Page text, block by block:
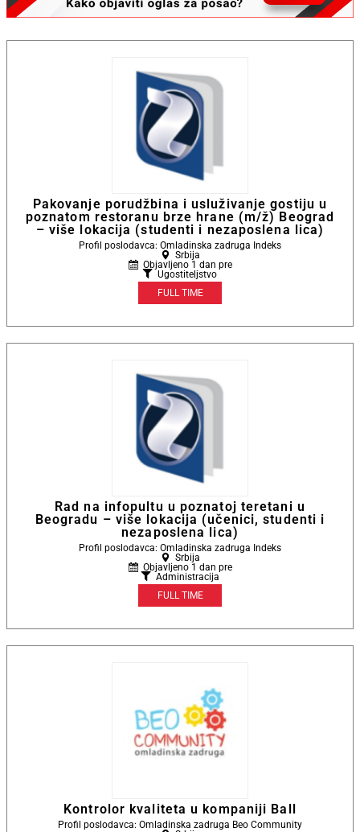
Pakovanje porudžbina i usluživanje gostiju u
poznatom restoranu brze hrane (m/ž) Beograd
– više lokacija (studenti i nezaposlena lica)
Profil poslodavca: Omladinska zadruga Indeks
Srbija
Objavljeno 1 dan pre
Ugostiteljstvo
FULL TIME
Rad na infopultu u poznatoj teretani u
Beogradu – više lokacija (učenici, studenti i
nezaposlena lica)
Profil poslodavca: Omladinska zadruga Indeks
Srbija
Objavljeno 1 dan pre
Administracija
FULL TIME
Kontrolor kvaliteta u kompaniji Ball
Profil poslodavca: Omladinska zadruga Beo Community